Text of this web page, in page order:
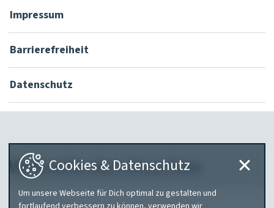
Impressum
Barrierefreiheit
Datenschutz
Webseite durchsuchen
Was
Cookies & Datenschutz
Um unsere Webseite für Dich optimal zu gestalten und